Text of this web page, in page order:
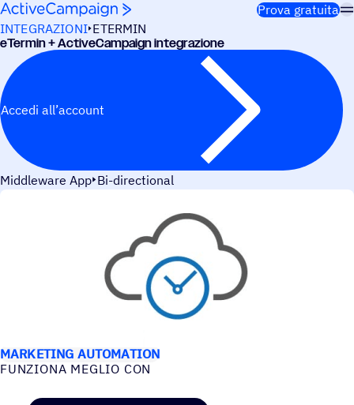
Salta al contenuto
Prova gratuita
INTEGRAZIONI ETERMIN
eTermin + ActiveCampaign integrazione
Accedi all’account
Middleware App Bi-directional
MARKETING AUTOMATION
FUNZIONA MEGLIO CON